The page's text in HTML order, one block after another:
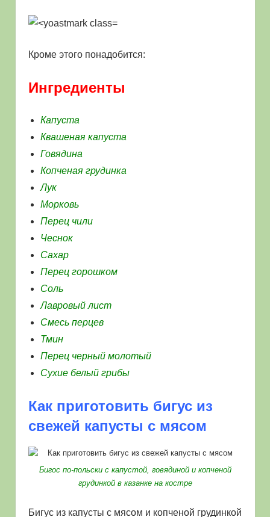
Кроме этого понадобится:
Ингредиенты
Капуста
Квашеная капуста
Говядина
Копченая грудинка
Лук
Морковь
Перец чили
Чеснок
Сахар
Перец горошком
Соль
Лавровый лист
Смесь перцев
Тмин
Перец черный молотый
Сухие белый грибы
Как приготовить бигус из
свежей капусты с мясом
Бигос по-польски с капустой, говядиной и копченой
грудинкой в казанке на костре
Бигус из капусты с мясом и копченой грудинкой